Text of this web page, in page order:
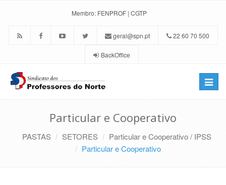
Membro: FENPROF | CGTP
geral@spn.pt 22 60 70 500
BackOffice
Toggle
Particular e Cooperativo
PASTAS SETORES
Particular e Cooperativo / IPSS
Particular e Cooperativo